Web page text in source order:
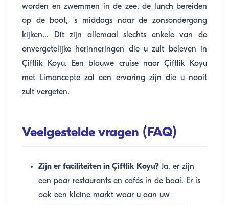
worden en zwemmen in de zee, de lunch bereiden
op de boot, 's middags naar de zonsondergang
kijken... Dit zijn allemaal slechts enkele van de
onvergetelijke herinneringen die u zult beleven in
Çiftlik Koyu. Een blauwe cruise naar Çiftlik Koyu
met Limancepte zal een ervaring zijn die u nooit
zult vergeten.
Veelgestelde vragen (FAQ)
Zijn er faciliteiten in Çiftlik Koyu? Ja, er zijn
een paar restaurants en cafés in de baai. Er is
ook een kleine markt waar u aan uw